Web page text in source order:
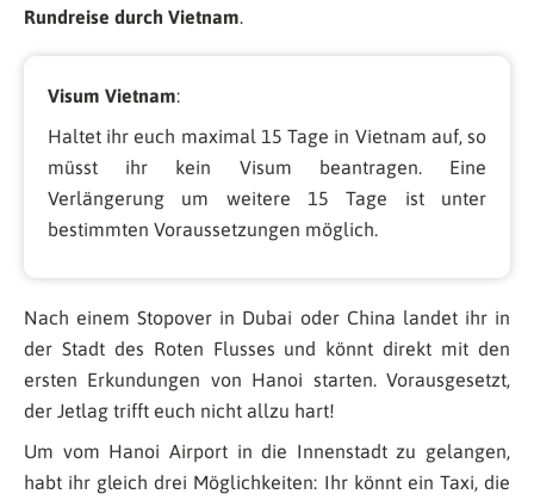
Rundreise durch Vietnam.
Visum Vietnam:
Haltet ihr euch maximal 15 Tage in Vietnam auf, so
müsst ihr kein Visum beantragen. Eine
Verlängerung um weitere 15 Tage ist unter
bestimmten Voraussetzungen möglich.
Nach einem Stopover in Dubai oder China landet ihr in
der Stadt des Roten Flusses und könnt direkt mit den
ersten Erkundungen von Hanoi starten. Vorausgesetzt,
der Jetlag trifft euch nicht allzu hart!
Um vom Hanoi Airport in die Innenstadt zu gelangen,
habt ihr gleich drei Möglichkeiten: Ihr könnt ein Taxi, die